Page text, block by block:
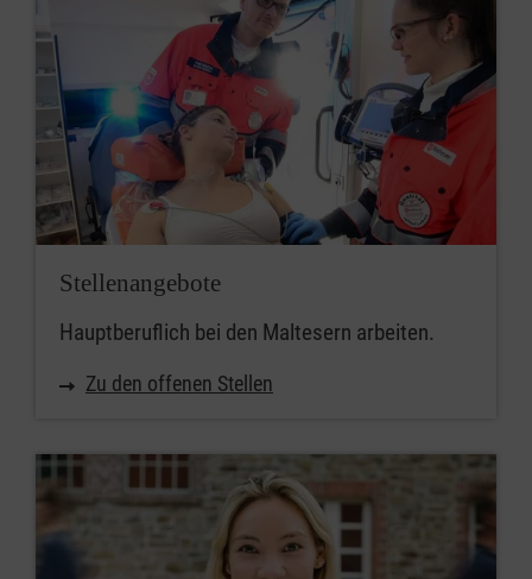
Stellenangebote
Hauptberuflich bei den Maltesern arbeiten.
Zu den offenen Stellen